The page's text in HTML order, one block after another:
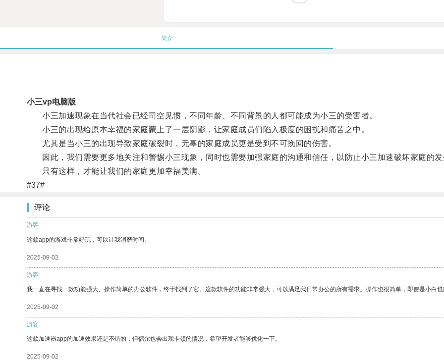
简介
小三vp电脑版
小三加速现象在当代社会已经司空见惯，不同年龄、不同背景的人都可能成为小三的受害者。
小三的出现给原本幸福的家庭蒙上了一层阴影，让家庭成员们陷入极度的困扰和痛苦之中。
尤其是当小三的出现导致家庭破裂时，无辜的家庭成员更是受到不可挽回的伤害。
因此，我们需要更多地关注和警惕小三现象，同时也需要加强家庭的沟通和信任，以防止小三加速破坏家庭的发
只有这样，才能让我们的家庭更加幸福美满。
#37#
评论
游客
这款app的游戏非常好玩，可以让我消磨时间。
2025-09-02
游客
我一直在寻找一款功能强大、操作简单的办公软件，终于找到了它。这款软件的功能非常强大，可以满足我日常办公的所有需求。操作也很简单，即使是小白也
2025-09-02
游客
这款加速器app的加速效果还是不错的，但偶尔也会出现卡顿的情况，希望开发者能够优化一下。
2025-09-02